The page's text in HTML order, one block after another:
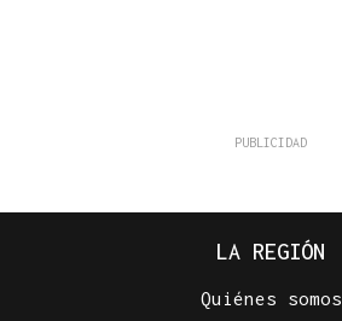
LA REGIÓN
Quiénes somos